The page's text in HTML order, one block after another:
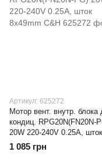
Артикул: 625272
Мотор вент. внутр. блока
кондиц. RPG20N(FN20N-
20W 220-240V 0.25A, шток
8x49mm C&H
1 085 грн